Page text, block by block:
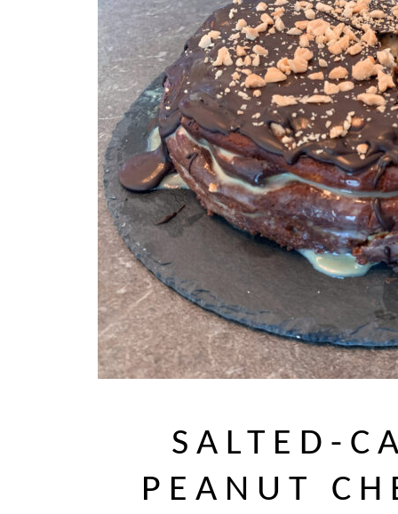
SALTED-
PEANUT